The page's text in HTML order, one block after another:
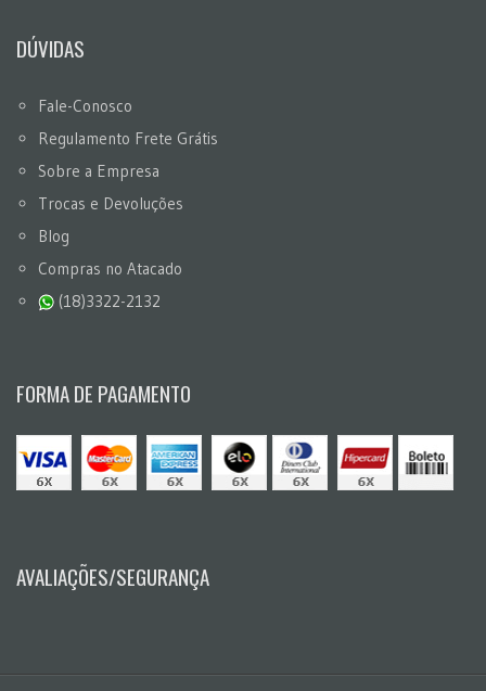
DÚVIDAS
Fale-Conosco
Regulamento Frete Grátis
Sobre a Empresa
Trocas e Devoluções
Blog
Compras no Atacado
(18)3322-2132
FORMA DE PAGAMENTO
AVALIAÇÕES/SEGURANÇA